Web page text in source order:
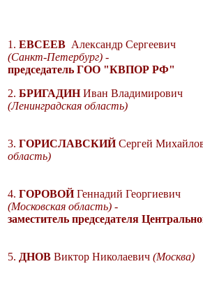
1. ЕВСЕЕВ Александр Сергеевич
(Санкт-Петербург) -
председатель ГОО "КВПОР РФ"
2. БРИГАДИНИван Владимирович
(Ленинградская область)
3. ГОРИСЛАВСКИЙСергей
область)
4. ГОРОВОЙГеннадий Георгиевич
(Московская область) -
заместитель председателя
5. ДНОВ Виктор Николаевич (Москва)